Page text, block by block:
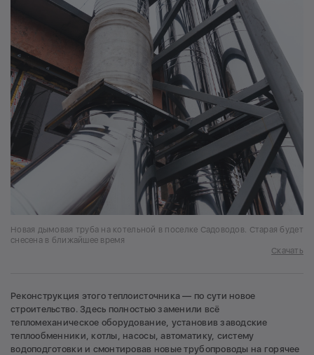
Новая дымовая труба на котельной в поселке Садоводов. Старая будет
снесена в ближайшее время
Скачать
Реконструкция этого теплоисточника — по сути новое
строительство. Здесь полностью заменили всё
тепломеханическое оборудование, установив заводские
теплообменники, котлы, насосы, автоматику, систему
водоподготовки и смонтировав новые трубопроводы на горячее